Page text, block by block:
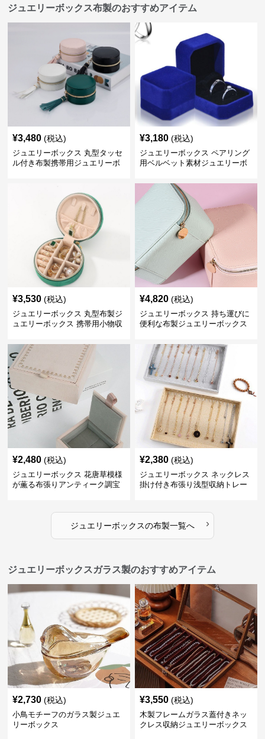
ジュエリーボックス布製のおすすめアイテム
¥3,480 (税込)
ジュエリーボックス 丸型タッセ
ル付き布製携帯用ジュエリーボ
¥3,180 (税込)
ジュエリーボックス ペアリング
用ベルベット素材ジュエリーボ
¥3,530 (税込)
ジュエリーボックス 丸型布製ジ
ュエリーボックス 携帯用小物収
¥4,820 (税込)
ジュエリーボックス 持ち運びに
便利な布製ジュエリーボックス
¥2,480 (税込)
ジュエリーボックス 花唐草模様
が薫る布張りアンティーク調宝
¥2,380 (税込)
ジュエリーボックス ネックレス
掛け付き布張り浅型収納トレー
ジュエリーボックスの布製一覧へ ›
ジュエリーボックスガラス製のおすすめアイテム
¥2,730 (税込)
小鳥モチーフのガラス製ジュエ
リーボックス
¥3,550 (税込)
木製フレームガラス蓋付きネッ
クレス収納ジュエリーボックス